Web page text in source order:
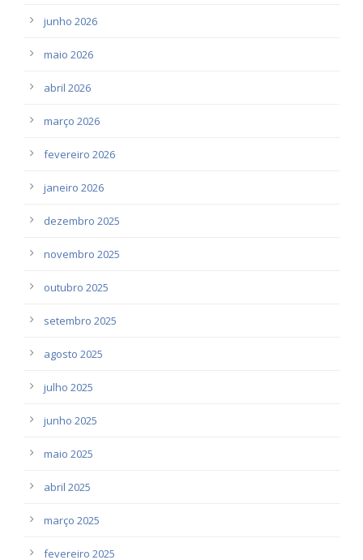
junho 2026
maio 2026
abril 2026
março 2026
fevereiro 2026
janeiro 2026
dezembro 2025
novembro 2025
outubro 2025
setembro 2025
agosto 2025
julho 2025
junho 2025
maio 2025
abril 2025
março 2025
fevereiro 2025